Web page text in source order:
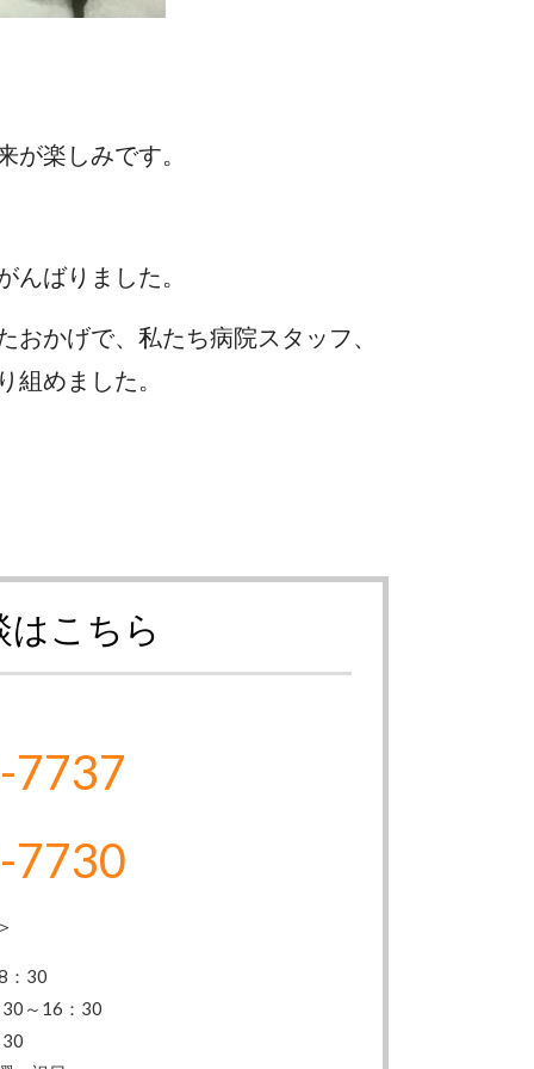
楽しみです。
ばりました。
かげで、私たち病院スタッフ、
組めました。
はこちら
7737
7730
：30
～16：30